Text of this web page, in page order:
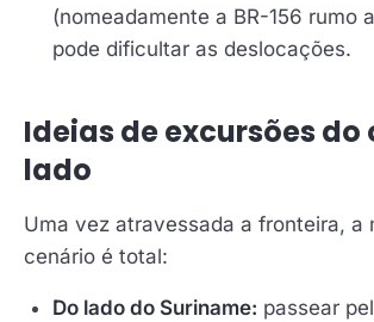
(nomeadamente a BR-156 rumo
pode dificultar as deslocações.
Ideias de excursões do
lado
Uma vez atravessada a fronteira, a
cenário é total:
Do lado do Suriname: passear